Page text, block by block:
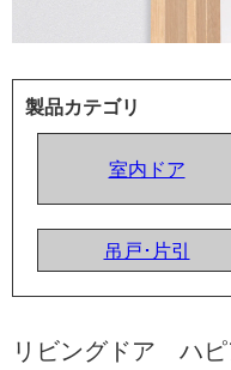
製品カテゴリ
室内ドア
吊戸･片引
リビングドア ハ